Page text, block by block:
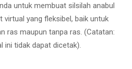
untuk membuat silsilah anabul
virtual yang fleksibel, baik untuk
ras maupun tanpa ras. (Catatan:
ini tidak dapat dicetak).